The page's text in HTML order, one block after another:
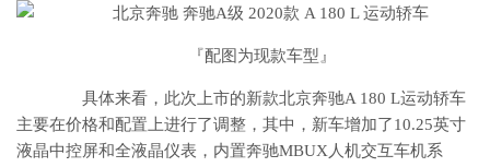
『配图为现款车型』
具体来看，此次上市的新款北京奔驰A 180 L运动轿车
主要在价格和配置上进行了调整，其中，新车增加了10.25英寸
液晶中控屏和全液晶仪表，内置奔驰MBUX人机交互车机系